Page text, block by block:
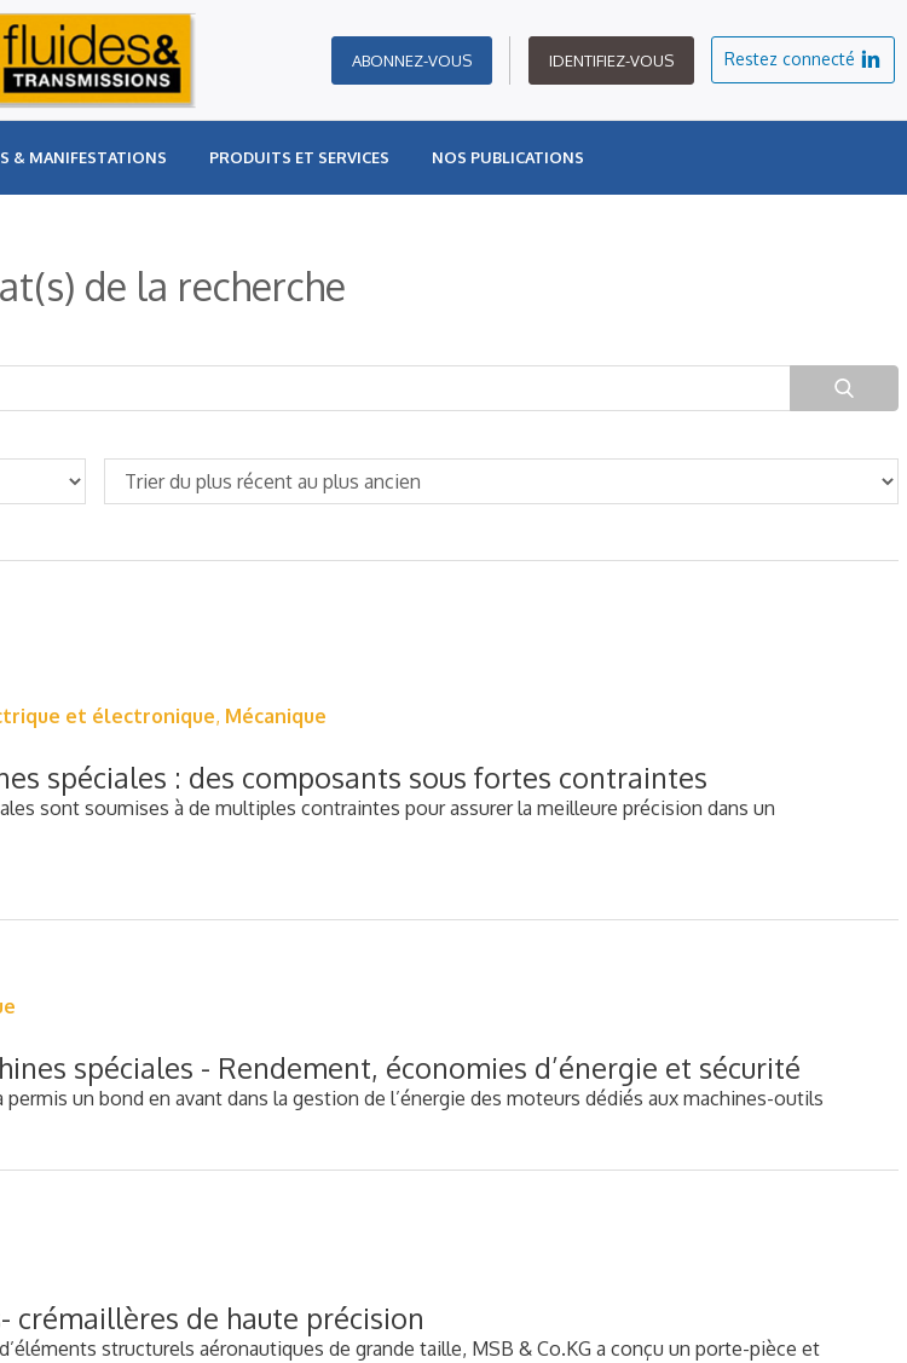
ABONNEZ-VOUS IDENTIFIEZ-VOUS Restez connecté
& MANIFESTATIONS PRODUITS ET SERVICES NOS PUBLICATIONS
de la recherche
et électronique, Mécanique
spéciales : des composants sous fortes contraintes
sont soumises à de multiples contraintes pour assurer la meilleure précision dans un
spéciales - Rendement, économies d’énergie et sécurité
permis un bond en avant dans la gestion de l’énergie des moteurs dédiés aux machines-outils
crémaillères de haute précision
structurels aéronautiques de grande taille, MSB & Co.KG a conçu un porte-pièce et